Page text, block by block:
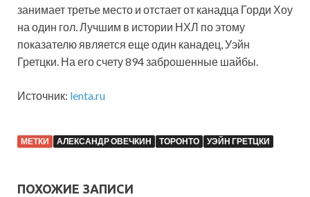
занимает третье место и отстает от канадца Горди Хоу
на один гол. Лучшим в истории НХЛ по этому
показателю является еще один канадец, Уэйн
Гретцки. На его счету 894 заброшенные шайбы.
Источник: lenta.ru
МЕТКИ АЛЕКСАНДР ОВЕЧКИН ТОРОНТО УЭЙН ГРЕТЦКИ
ПОХОЖИЕ ЗАПИСИ